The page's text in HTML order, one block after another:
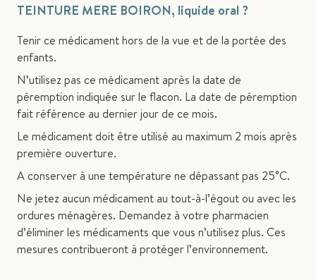
TEINTURE MERE BOIRON, liquide oral ?
Tenir ce médicament hors de la vue et de la portée des
enfants.
N’utilisez pas ce médicament après la date de
péremption indiquée sur le flacon. La date de péremption
fait référence au dernier jour de ce mois.
Le médicament doit être utilisé au maximum 2 mois après
première ouverture.
A conserver à une température ne dépassant pas 25°C.
Ne jetez aucun médicament au tout-à-l’égout ou avec les
ordures ménagères. Demandez à votre pharmacien
d’éliminer les médicaments que vous n’utilisez plus. Ces
mesures contribueront à protéger l’environnement.